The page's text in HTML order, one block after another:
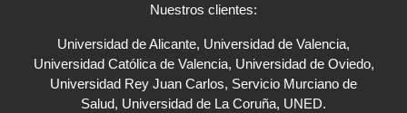
Nuestros clientes:
Universidad de Alicante, Universidad de Valencia,
Universidad Católica de Valencia, Universidad de Oviedo,
Universidad Rey Juan Carlos, Servicio Murciano de
Salud, Universidad de La Coruña, UNED.